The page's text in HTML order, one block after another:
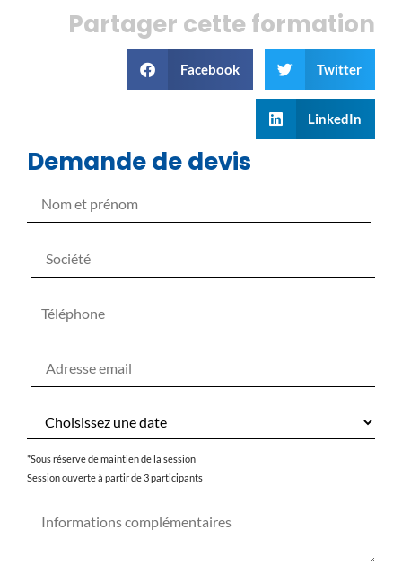
Partager cette formation
Facebook Twitter
LinkedIn
Demande de devis
*Sous réserve de maintien de la session
Session ouverte à partir de 3 participants